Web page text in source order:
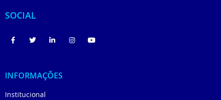
SOCIAL
INFORMAÇÕES
Institucional